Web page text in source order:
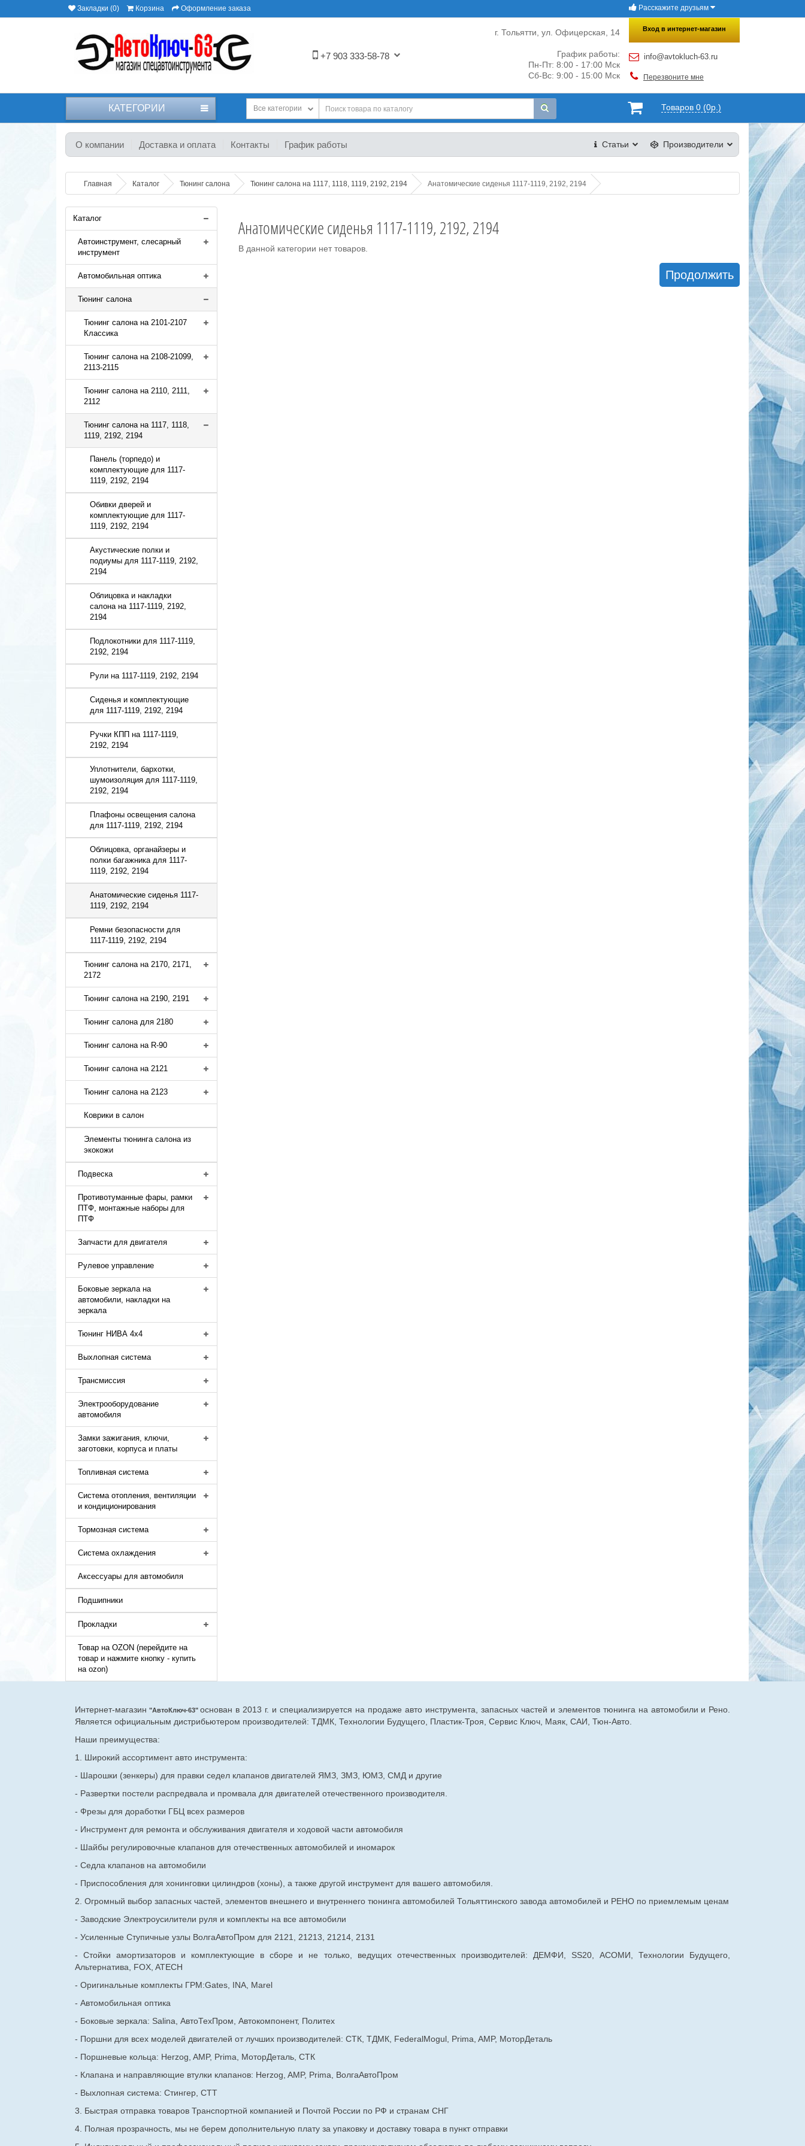
×
Закладки (0) Корзина Оформление заказа Расскажите друзьям
+7 903 333-58-78
Вход в интернет-магазин
info@avtokluch-63.ru
Перезвоните мне
г. Тольятти, ул. Офицерская, 14
График работы:
Пн-Пт: 8:00 - 17:00 Мск
Сб-Вс: 9:00 - 15:00 Мск
КАТЕГОРИИ Товаров 0 (0р.)
Все категории
О компании Доставка и оплата Контакты График работы Производители
Статьи
Главная Каталог Тюнинг салона Тюнинг салона на 1117, 1118, 1119, 2192, 2194 Анатомические сиденья 1117-1119, 2192, 2194
Каталог
Автоинструмент, слесарный
инструмент
Автомобильная оптика
Тюнинг салона
Тюнинг салона на 2101-2107
Классика
Тюнинг салона на 2108-21099,
2113-2115
Тюнинг салона на 2110, 2111,
2112
Тюнинг салона на 1117, 1118,
1119, 2192, 2194
Панель (торпедо) и
комплектующие для 1117-
1119, 2192, 2194
Обивки дверей и
комплектующие для 1117-
1119, 2192, 2194
Акустические полки и
подиумы для 1117-1119, 2192,
2194
Облицовка и накладки
салона на 1117-1119, 2192,
2194
Подлокотники для 1117-1119,
2192, 2194
Рули на 1117-1119, 2192, 2194
Сиденья и комплектующие
для 1117-1119, 2192, 2194
Ручки КПП на 1117-1119,
2192, 2194
Уплотнители, бархотки,
шумоизоляция для 1117-1119,
2192, 2194
Плафоны освещения салона
для 1117-1119, 2192, 2194
Облицовка, органайзеры и
полки багажника для 1117-
1119, 2192, 2194
Анатомические сиденья 1117-
1119, 2192, 2194
Ремни безопасности для
1117-1119, 2192, 2194
Тюнинг салона на 2170, 2171,
2172
Тюнинг салона на 2190, 2191
Тюнинг салона для 2180
Тюнинг салона на R-90
Тюнинг салона на 2121
Тюнинг салона на 2123
Коврики в салон
Элементы тюнинга салона из
экокожи
Подвеска
Противотуманные фары, рамки
ПТФ, монтажные наборы для
ПТФ
Запчасти для двигателя
Рулевое управление
Боковые зеркала на
автомобили, накладки на
зеркала
Тюнинг НИВА 4х4
Выхлопная система
Трансмиссия
Электрооборудование
автомобиля
Замки зажигания, ключи,
заготовки, корпуса и платы
Топливная система
Система отопления, вентиляции
и кондиционирования
Тормозная система
Система охлаждения
Аксессуары для автомобиля
Подшипники
Прокладки
Товар на OZON (перейдите на
товар и нажмите кнопку - купить
на ozon)
Анатомические сиденья 1117-1119, 2192, 2194
В данной категории нет товаров.
Продолжить
Интернет-магазин "АвтоКлюч-63"основан в 2013 г. и специализируется на продаже авто инструмента, запасных частей и элементов тюнинга на автомобили и Рено.
Является официальным дистрибьютером производителей: ТДМК, Технологии Будущего, Пластик-Троя, Сервис Ключ, Маяк, САИ, Тюн-Авто.
Наши преимущества:
1. Широкий ассортимент авто инструмента:
- Шарошки (зенкеры) для правки седел клапанов двигателей ЯМЗ, ЗМЗ, ЮМЗ, СМД и другие
- Развертки постели распредвала и промвала для двигателей отечественного производителя.
- Фрезы для доработки ГБЦ всех размеров
- Инструмент для ремонта и обслуживания двигателя и ходовой части автомобиля
- Шайбы регулировочные клапанов для отечественныхавтомобилей и иномарок
- Седла клапанов на автомобили
- Приспособления для хонинговки цилиндров (хоны), а также другой инструмент для вашего автомобиля.
2. Огромный выбор запасных частей, элементов внешнего и внутреннего тюнинга автомобилей Тольяттинского завода автомобилей и РЕНО по приемлемым ценам
- Заводские Электроусилители руля и комплекты на все автомобили
- Усиленные Ступичные узлы ВолгаАвтоПром для 2121, 21213, 21214, 2131
- Стойки амортизаторов и комплектующие в сборе и не только, ведущих отечественных производителей: ДЕМФИ, SS20, АСОМИ, Технологии Будущего,
Альтернатива, FOX, ATECH
- Оригинальные комплекты ГРМ:Gates, INA, Marel
- Автомобильная оптика
- Боковые зеркала: Salina, АвтоТехПром, Автокомпонент, Политех
- Поршни для всех моделей двигателей от лучших производителей: СТК, ТДМК, FederalMogul, Prima, AMP, МоторДеталь
- Поршневые кольца: Herzog, AMP, Prima, МоторДеталь, СТК
- Клапана и направляющие втулки клапанов: Herzog, AMP, Prima, ВолгаАвтоПром
- Выхлопная система: Стингер, СТТ
3. Быстрая отправка товаров Транспортной компанией и Почтой России по РФ и странам СНГ
4. Полная прозрачность, мы не берем дополнительную плату за упаковку и доставку товара в пункт отправки